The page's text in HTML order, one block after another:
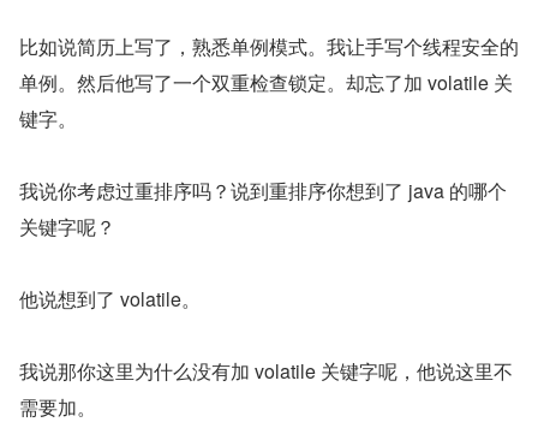
比如说简历上写了，熟悉单例模式。我让手写个线程安全的
单例。然后他写了一个双重检查锁定。却忘了加 volatile 关
键字。
我说你考虑过重排序吗？说到重排序你想到了 java 的哪个
关键字呢？
他说想到了 volatile。
我说那你这里为什么没有加 volatile 关键字呢，他说这里不
需要加。